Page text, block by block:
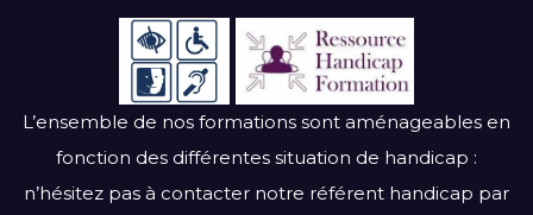
L’ensemble de nos formations sont aménageables en
fonction des différentes situation de handicap :
n’hésitez pas à contacter notre référent handicap par